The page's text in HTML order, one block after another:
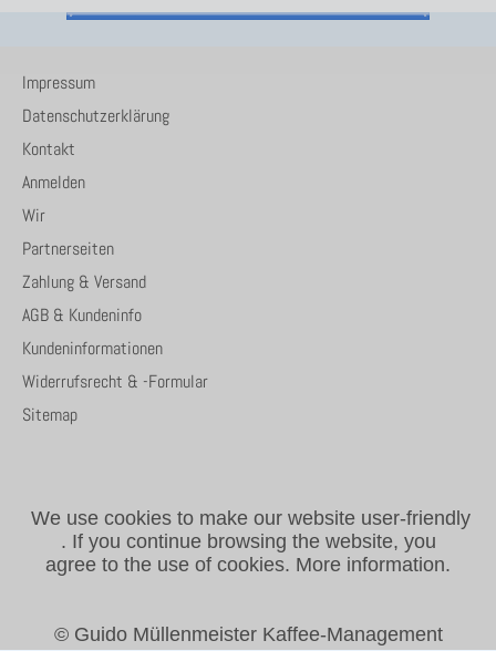
Impressum
Datenschutzerklärung
Kontakt
Anmelden
Wir
Partnerseiten
Zahlung & Versand
AGB & Kundeninfo
Kundeninformationen
Widerrufsrecht & -Formular
Sitemap
We use cookies to make our website user-friendly
. If you continue browsing the website, you
agree to the use of cookies. More information.
© Guido Müllenmeister Kaffee-Management